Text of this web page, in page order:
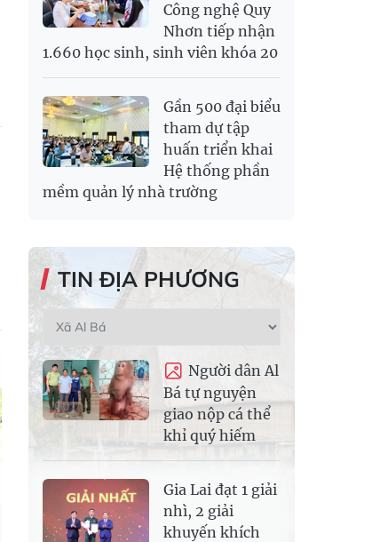
Công nghệ Quy
Nhơn tiếp nhận
1.660 học sinh, sinh viên khóa 20
Gần 500 đại biểu
tham dự tập
huấn triển khai
Hệ thống phần
mềm quản lý nhà trường
TIN ĐỊA PHƯƠNG
Người dân Al
Bá tự nguyện
giao nộp cá thể
khỉ quý hiếm
Gia Lai đạt 1 giải
nhì, 2 giải
khuyến khích